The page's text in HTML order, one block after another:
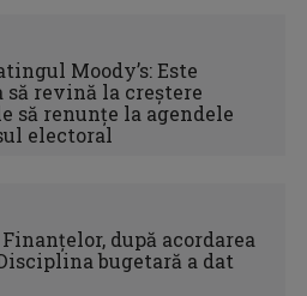
Moody’s: Este
să revină la creștere
să renunțe la agendele
electoral
după acordarea
bugetară a dat